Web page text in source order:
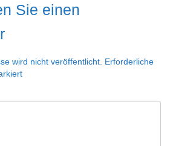
Sie einen
wird nicht veröffentlicht. Erforderliche